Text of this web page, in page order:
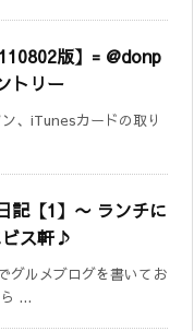
版】= @donp
トリー
、iTunesカードの取り
【1】 〜 ランチに
ス軒♪
グルメブログを書いてお
...